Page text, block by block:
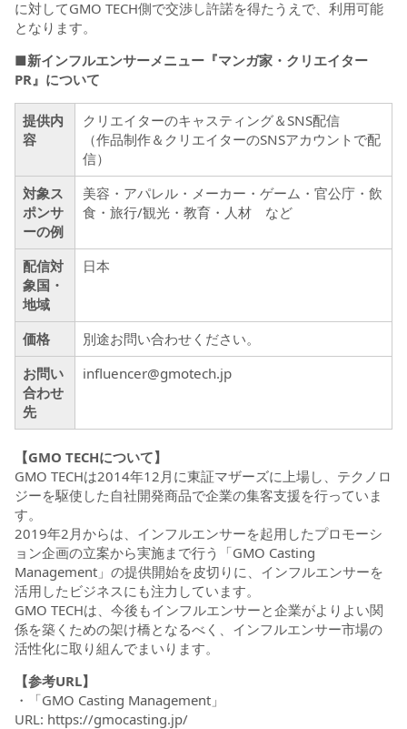
に対してGMO TECH側で交渉し許諾を得たうえで、利用可能
となります。
■新インフルエンサーメニュー『マンガ家・クリエイター
PR』について
提供内
容
クリエイターのキャスティング＆SNS配信
（作品制作＆クリエイターのSNSアカウントで配
信）
対象ス
ポンサ
ーの例
美容・アパレル・メーカー・ゲーム・官公庁・飲
食・旅行/観光・教育・人材 など
配信対
象国・
地域
日本
価格
別途お問い合わせください。
お問い
合わせ
先
influencer@gmotech.jp
【GMO TECHについて】
GMO TECHは2014年12月に東証マザーズに上場し、テクノロ
ジーを駆使した自社開発商品で企業の集客支援を行っていま
す。
2019年2月からは、インフルエンサーを起用したプロモーシ
ョン企画の立案から実施まで行う「GMO Casting
Management」の提供開始を皮切りに、インフルエンサーを
活用したビジネスにも注力しています。
GMO TECHは、今後もインフルエンサーと企業がよりよい関
係を築くための架け橋となるべく、インフルエンサー市場の
活性化に取り組んでまいります。
【参考URL】
・「GMO Casting Management」
URL: https://gmocasting.jp/